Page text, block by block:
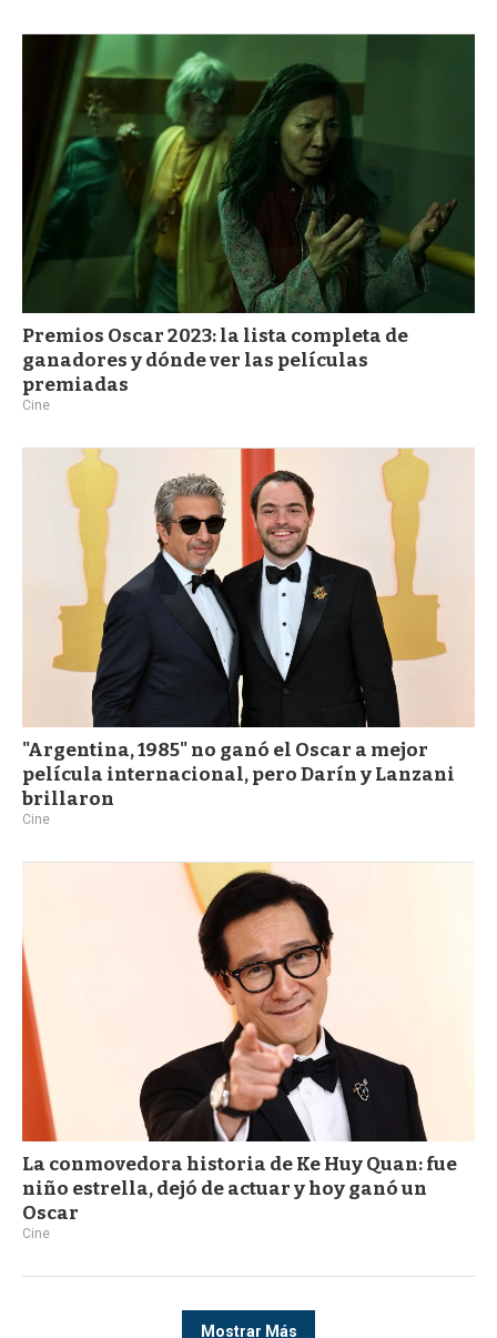
Premios Oscar 2023: la lista completa de
ganadores y dónde ver las películas
premiadas
Cine
"Argentina, 1985" no ganó el Oscar a mejor
película internacional, pero Darín y Lanzani
brillaron
Cine
La conmovedora historia de Ke Huy Quan: fue
niño estrella, dejó de actuar y hoy ganó un
Oscar
Cine
Mostrar Más